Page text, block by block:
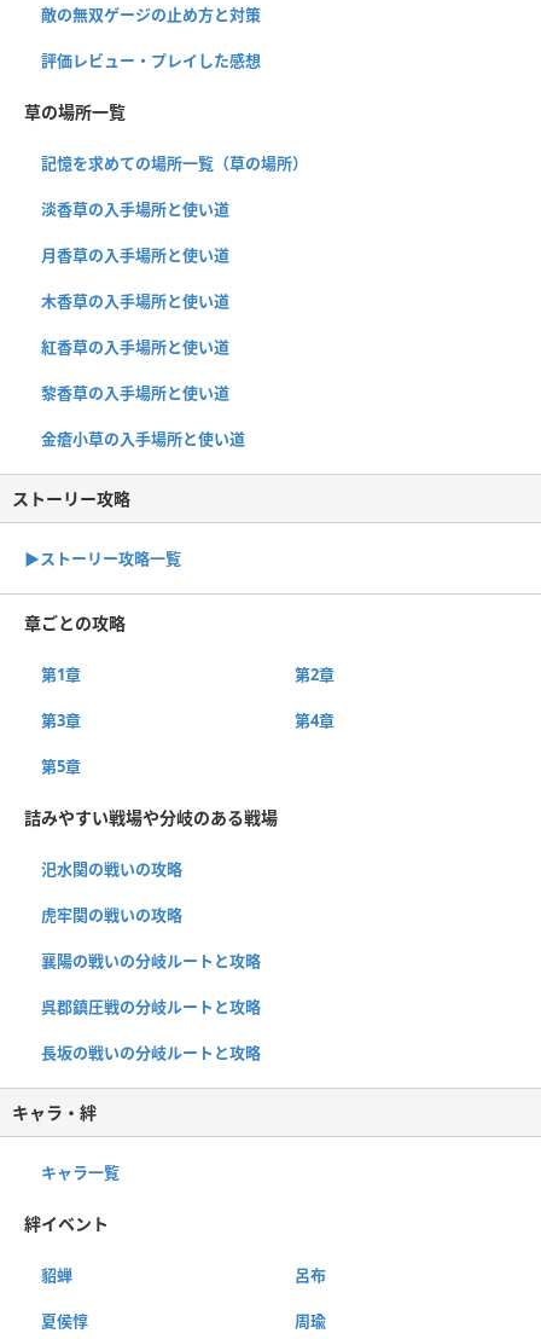
敵の無双ゲージの止め方と対策
評価レビュー・プレイした感想
草の場所一覧
記憶を求めての場所一覧（草の場所）
淡香草の入手場所と使い道
月香草の入手場所と使い道
木香草の入手場所と使い道
紅香草の入手場所と使い道
黎香草の入手場所と使い道
金瘡小草の入手場所と使い道
ストーリー攻略
▶︎ストーリー攻略一覧
章ごとの攻略
第1章 第2章
第3章 第4章
第5章
詰みやすい戦場や分岐のある戦場
汜水関の戦いの攻略
虎牢関の戦いの攻略
襄陽の戦いの分岐ルートと攻略
呉郡鎮圧戦の分岐ルートと攻略
長坂の戦いの分岐ルートと攻略
キャラ・絆
キャラ一覧
絆イベント
貂蝉 呂布
夏侯惇 周瑜